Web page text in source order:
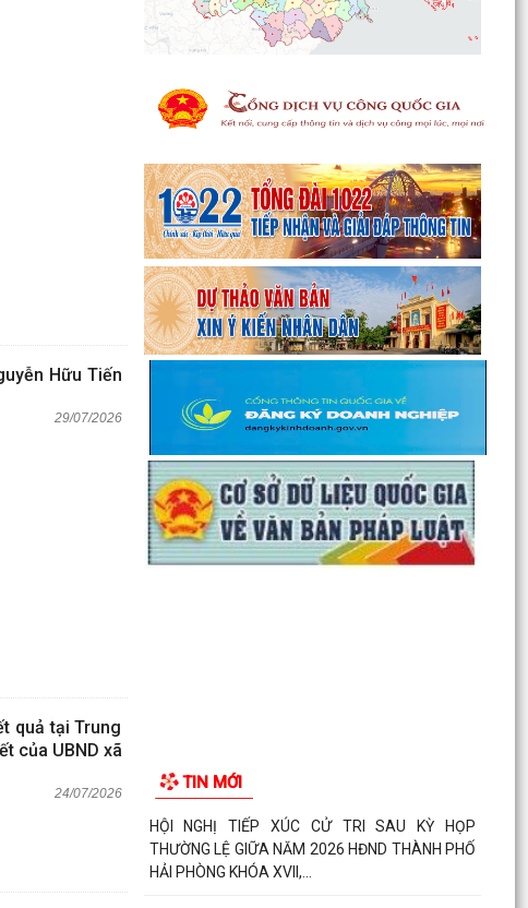
Hữu Tiến
29/07/2026
quả tại Trung
của UBND xã
24/07/2026
TIN MỚI
HỘI NGHỊ TIẾP XÚC CỬ TRI SAU KỲ HỌP
THƯỜNG LỆ GIỮA NĂM 2026 HĐND THÀNH PHỐ
HẢI PHÒNG KHÓA XVII,...